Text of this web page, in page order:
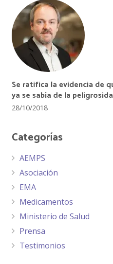
Se ratifica la evidencia de
ya se sabía de la
28/10/2018
Categorías
AEMPS
Asociación
EMA
Medicamentos
Ministerio de Salud
Prensa
Testimonios